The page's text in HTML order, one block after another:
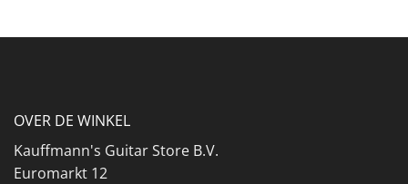
OVER DE WINKEL
Kauffmann's Guitar Store B.V.
Euromarkt 12